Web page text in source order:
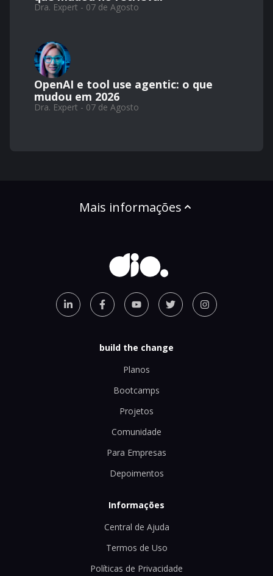
Dra. Expert - 07 de Agosto
OpenAI e tool use agentic: o que
mudou em 2026
Dra. Expert - 07 de Agosto
Mais informações
build the change
Planos
Bootcamps
Projetos
Comunidade
Para Empresas
Depoimentos
Informações
Central de Ajuda
Termos de Uso
Políticas de Privacidade